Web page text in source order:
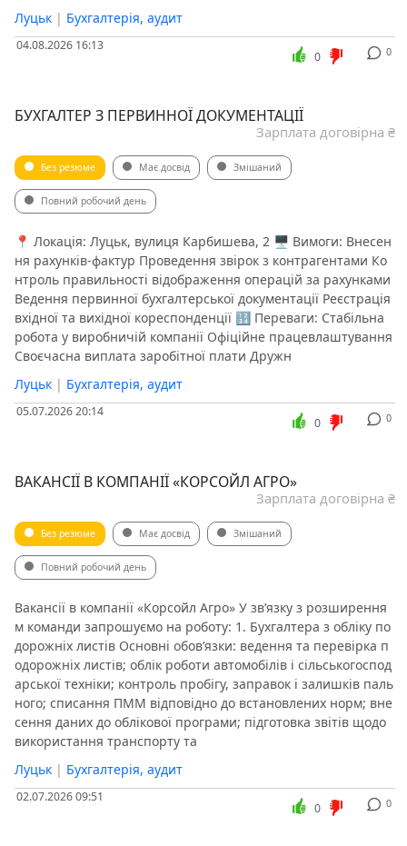
Луцьк | Бухгалтерія, аудит
04.08.2026 16:13 0
0
БУХГАЛТЕР З ПЕРВИННОЇ ДОКУМЕНТАЦІЇ
Зарплата договірна ₴
Без резюме Має досвід Змішаний
Повний робочий день
📍 Локація: Луцьк, вулиця Карбишева, 2 🖥 Вимоги: Внесен
ня рахунків-фактур Проведення звірок з контрагентами Ко
нтроль правильності відображення операцій за рахунками
Ведення первинної бухгалтерської документації Реєстрація
вхідної та вихідної кореспонденції 🔢 Переваги: Стабільна
робота у виробничій компанії Офіційне працевлаштування
Своєчасна виплата заробітної плати Дружн
Луцьк | Бухгалтерія, аудит
05.07.2026 20:14 0
0
ВАКАНСІЇ В КОМПАНІЇ «КОРСОЙЛ АГРО»
Зарплата договірна ₴
Без резюме Має досвід Змішаний
Повний робочий день
Вакансії в компанії «Корсойл Агро» У зв’язку з розширення
м команди запрошуємо на роботу: 1. Бухгалтера з обліку по
дорожніх листів Основні обов’язки: ведення та перевірка п
одорожніх листів; облік роботи автомобілів і сільськогоспод
арської техніки; контроль пробігу, заправок і залишків паль
ного; списання ПММ відповідно до встановлених норм; вне
сення даних до облікової програми; підготовка звітів щодо
використання транспорту та
Луцьк | Бухгалтерія, аудит
02.07.2026 09:51 0
0